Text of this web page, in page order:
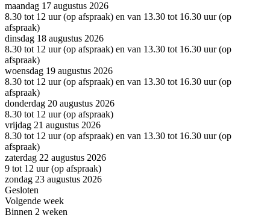
maandag 17 augustus 2026
8.30 tot 12 uur (op afspraak) en van 13.30 tot 16.30 uur (op
afspraak)
dinsdag 18 augustus 2026
8.30 tot 12 uur (op afspraak) en van 13.30 tot 16.30 uur (op
afspraak)
woensdag 19 augustus 2026
8.30 tot 12 uur (op afspraak) en van 13.30 tot 16.30 uur (op
afspraak)
donderdag 20 augustus 2026
8.30 tot 12 uur (op afspraak)
vrijdag 21 augustus 2026
8.30 tot 12 uur (op afspraak) en van 13.30 tot 16.30 uur (op
afspraak)
zaterdag 22 augustus 2026
9 tot 12 uur (op afspraak)
zondag 23 augustus 2026
Gesloten
Volgende week
Binnen 2 weken